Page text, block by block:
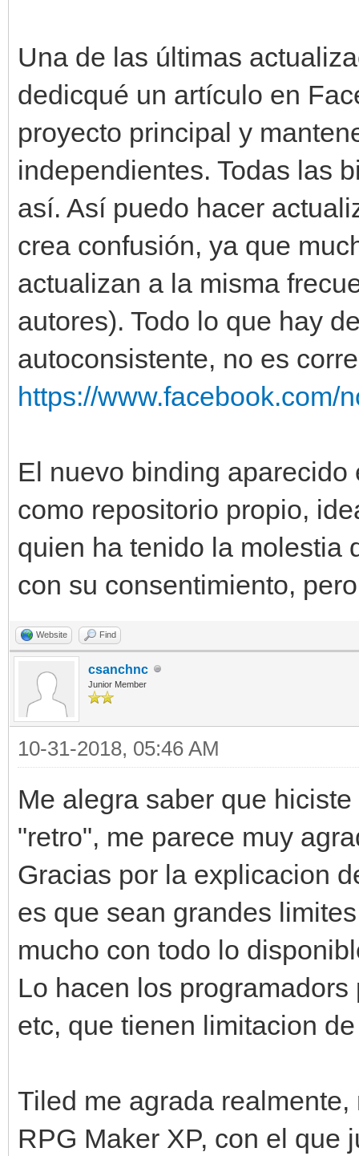
Una de las últimas
dedicqué un artículo en
proyecto principal y
independientes. Todas las
así. Así puedo hacer
crea confusión, ya que
actualizan a la misma
autores). Todo lo que hay
autoconsistente, no es
https://www.facebook.com/
El nuevo binding
como repositorio propio,
quien ha tenido la molestia
con su consentimiento,
Website Find
csanchnc
Junior Member
10-31-2018, 05:46 AM
Me alegra saber que
"retro", me parece muy
Gracias por la explicacion
es que sean grandes
mucho con todo lo
Lo hacen los
etc, que tienen limitacion
Tiled me agrada
RPG Maker XP, con el que